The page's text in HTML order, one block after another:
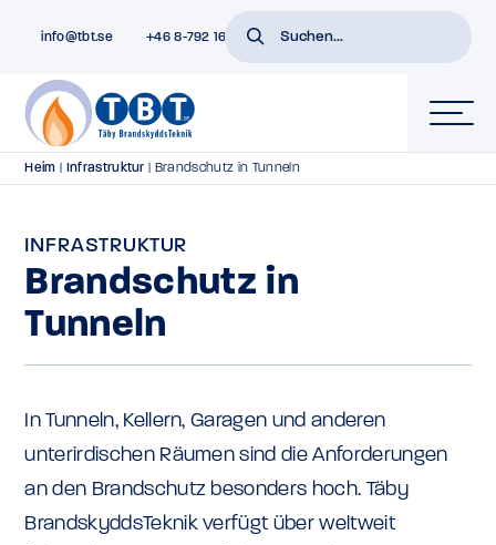
info@tbt.se +46 8-792 16 01
Heim Infrastruktur Brandschutz in Tunneln
INFRASTRUKTUR
Brandschutz in
Tunneln
In Tunneln, Kellern, Garagen und anderen
unterirdischen Räumen sind die Anforderungen
an den Brandschutz besonders hoch. Täby
BrandskyddsTeknik verfügt über weltweit